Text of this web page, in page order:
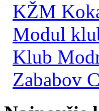
KŽM
Modul
Klub
Zababov